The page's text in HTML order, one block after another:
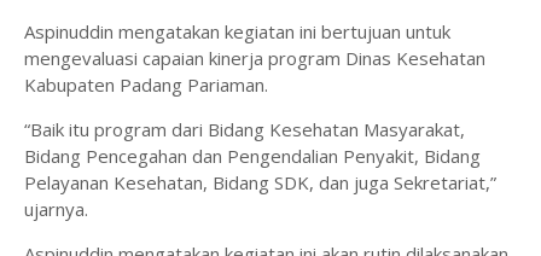
Aspinuddin mengatakan kegiatan ini bertujuan untuk
mengevaluasi capaian kinerja program Dinas Kesehatan
Kabupaten Padang Pariaman.
“Baik itu program dari Bidang Kesehatan Masyarakat,
Bidang Pencegahan dan Pengendalian Penyakit, Bidang
Pelayanan Kesehatan, Bidang SDK, dan juga Sekretariat,”
ujarnya.